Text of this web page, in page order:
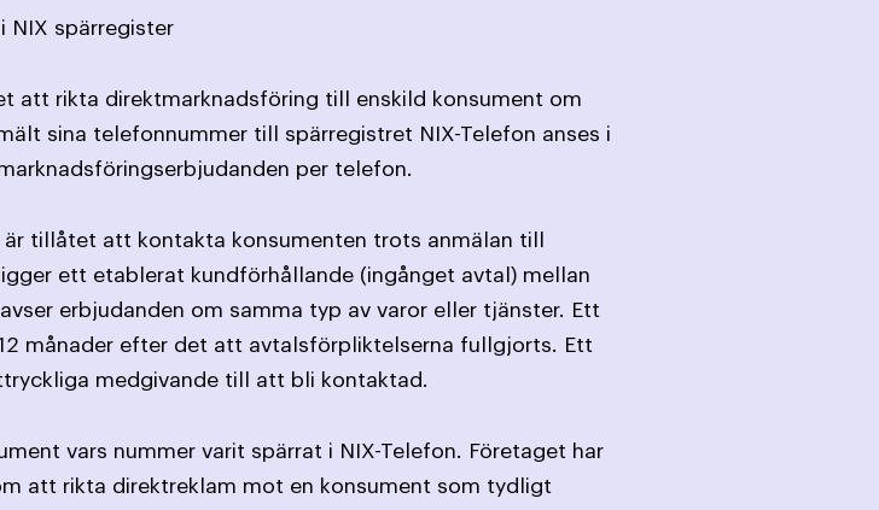
NIX spärregister
att rikta direktmarknadsföring till enskild konsument om
sina telefonnummer till spärregistret NIX-Telefon anses i
per telefon.
tillåtet att kontakta konsumenten trots anmälan till
ett etablerat kundförhållande (ingånget avtal) mellan
erbjudanden om samma typ av varor eller tjänster. Ett
månader efter det att avtalsförpliktelserna fullgjorts. Ett
medgivande till att bli kontaktad.
vars nummer varit spärrat i NIX-Telefon. Företaget har
att rikta direktreklam mot en konsument som tydligt